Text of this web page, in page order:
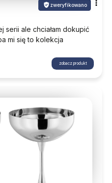
zweryfikowano
serii ale chciałam dokupić
mi się to kolekcja
zobacz produkt